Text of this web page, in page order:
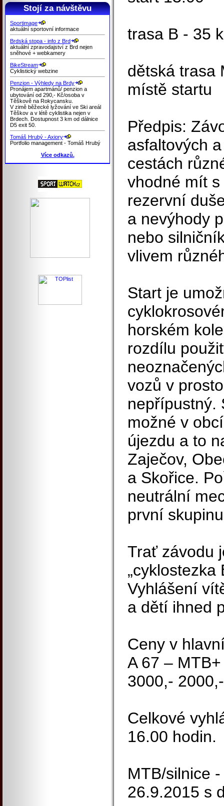
Stojí za návštěvu
Sportimage
aktuální sportovní informace
Brdská stopa - info z Brd
aktuální zpravodajství z Brd nejen
sněhové + webkamery
BikeStream
Cyklistický webzine
Penzion - Výhledy na Brdy
Pronájem apartmánů/ penzion a
ubytování od 290,- Kč/osoba v
Těškově na Rokycansku.
V zimě běžecké lyžování ve Ski areál
Těškov a v létě cyklistika nejen v
Brdech. Dostupnost 3 km od dálnice
D5 exit 50.
Tomáš Hrubý - Axiory
Portfolio management - Tomáš Hrubý
Více odkazů.
trasa B - 35
dětská trasa
místě startu
Předpis:
asfaltových
cestách
vhodné mít
rezervní
a nevýhody
nebo
vlivem
Start je
horském
rozdílu
vozů v
nepřípustný.
možné v
újezdu a to
Zaječov,
a Skořice.
neutrální
první
Trať závodu
„cyklostezka
Vyhlášení
a dětí ihned
Ceny v
A 67 –
3000,-
Celkové
16.00 hodin.
MTB/silnice
26.9.2015 s